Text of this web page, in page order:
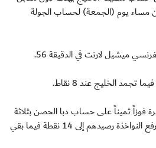
مساء يوم (الجمعة) لحساب الجولة
ميشيل لارنت في الدقيقة 56.
فوزاً ثميناً على حساب دبا الحصن بثلاثة
أهداف دون مقابل وبهذا الفوز رفع النواخذة رصيدهم إلى 14 نقطة فيما بقي